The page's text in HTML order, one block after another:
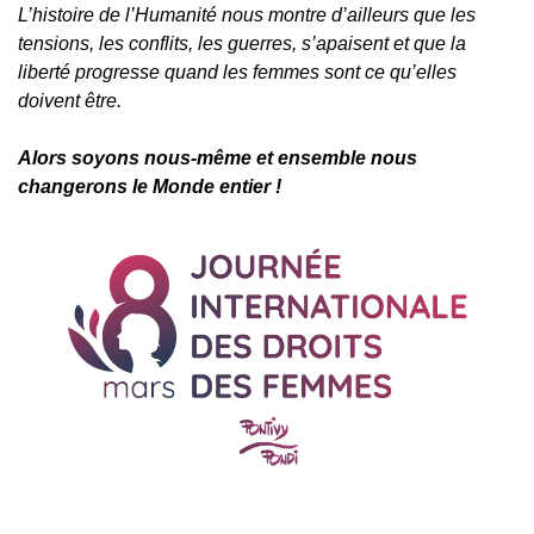
L’histoire de l’Humanité nous montre d’ailleurs que les
tensions, les conflits, les guerres, s’apaisent et que la
liberté progresse quand les femmes sont ce qu’elles
doivent être.
Alors soyons nous-même et ensemble nous
changerons le Monde entier !